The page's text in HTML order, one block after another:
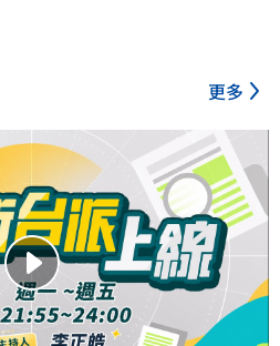
更多